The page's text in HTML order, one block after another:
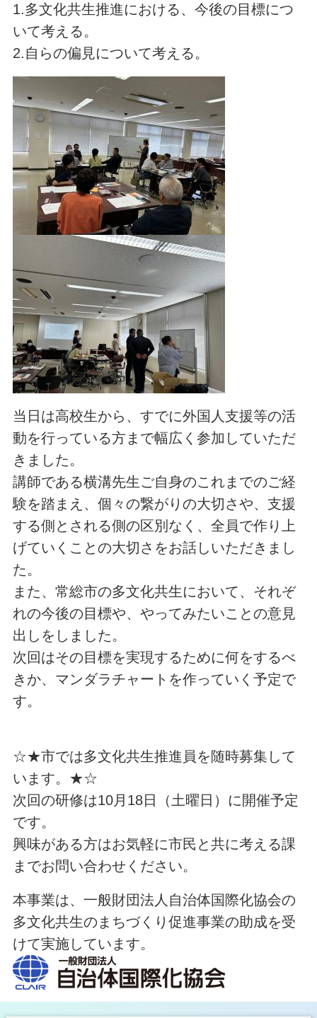
1.多文化共生推進における、今後の目標につ
いて考える。
2.自らの偏見について考える。
当日は高校生から、すでに外国人支援等の活
動を行っている方まで幅広く参加していただ
きました。
講師である横溝先生ご自身のこれまでのご経
験を踏まえ、個々の繋がりの大切さや、支援
する側とされる側の区別なく、全員で作り上
げていくことの大切さをお話しいただきまし
た。
また、常総市の多文化共生において、それぞ
れの今後の目標や、やってみたいことの意見
出しをしました。
次回はその目標を実現するために何をするべ
きか、マンダラチャートを作っていく予定で
す。
☆★市では多文化共生推進員を随時募集して
います。★☆
次回の研修は10月18日（土曜日）に開催予定
です。
興味がある方はお気軽に市民と共に考える課
までお問い合わせください。
本事業は、一般財団法人自治体国際化協会の
多文化共生のまちづくり促進事業の助成を受
けて実施しています。